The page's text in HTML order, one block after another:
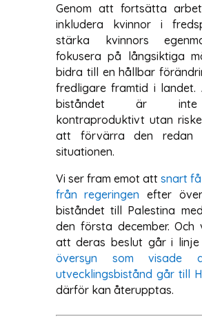
Genom att fortsätta
inkludera kvinnor i
stärka kvinnors
fokusera på långsiktiga
bidra till en hållbar
fredligare framtid i landet.
biståndet är
kontraproduktivt utan
att förvärra den redan
situationen.
Vi ser fram emot att snart
från regeringen
efter
biståndet till Palestina
den första december. Och
att deras beslut går i linje
översyn som visade
utvecklingsbistånd går till
därför kan återupptas.